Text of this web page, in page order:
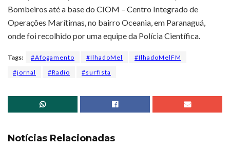
Bombeiros até a base do CIOM – Centro Integrado de
Operações Marítimas, no bairro Oceania, em Paranaguá,
onde foi recolhido por uma equipe da Polícia Científica.
Tags: #Afogamento #IlhadoMel
#IlhadoMelFM
#jornal
#Radio #surfista
Notícias Relacionadas